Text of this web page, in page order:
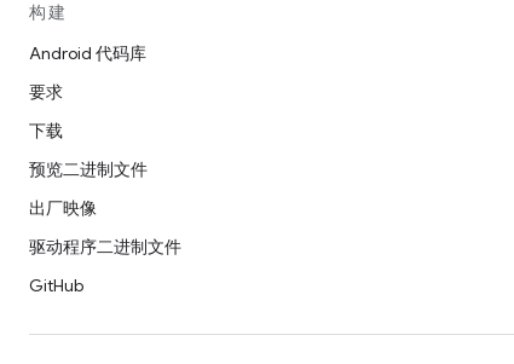
构建
Android 代码库
要求
下载
预览二进制文件
出厂映像
驱动程序二进制文件
GitHub